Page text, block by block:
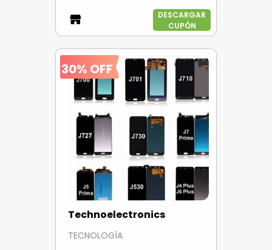
DESCARGAR
CUPÓN
30% OFF
Technoelectronics
TECNOLOGÍA